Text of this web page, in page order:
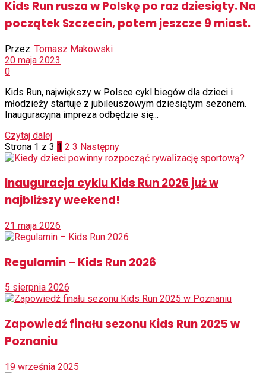
Kids Run rusza w Polskę po raz dziesiąty. Na
początek Szczecin, potem jeszcze 9 miast.
Przez: Tomasz Makowski
20 maja 2023
0
Kids Run, największy w Polsce cykl biegów dla dzieci i
młodzieży startuje z jubileuszowym dziesiątym sezonem.
Inauguracyjna impreza odbędzie się...
Czytaj dalej
Strona 1 z 3 1 2 3 Następny
Inauguracja cyklu Kids Run 2026 już w
najbliższy weekend!
21 maja 2026
Regulamin – Kids Run 2026
5 sierpnia 2026
Zapowiedź finału sezonu Kids Run 2025 w
Poznaniu
19 września 2025